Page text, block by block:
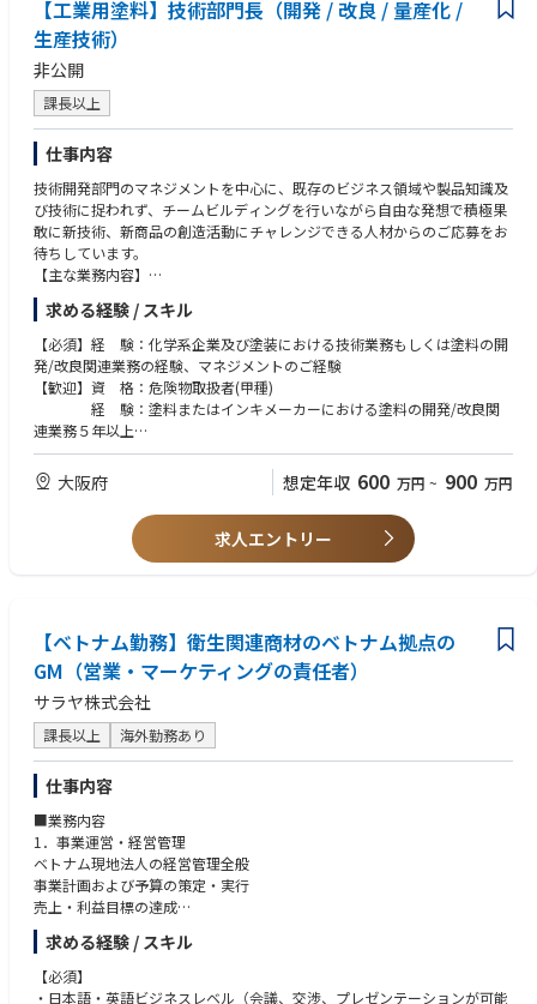
・新規プロジェクトの製品仕様、数量、日程、価格及び投資等の商談及
び契約管理
・供給、品質、BCP（事業継続計画）等の窓口対応 他
・国内/海外の各拠点の支援
・新規プロジェクトのリーディング
③トヨタ向け営業業務（管理企画）［三宮、豊田］
車載向けリチウムイオン電池の自動車OEM向け営業部門の企画・管理を中
心としたミドル～バックオフィス機能を担当いただきます。バックオフィ
ス機能であっても、顧客窓口部門として、顧客対応～社内調整まで対応い
ただきます。
＜具体的には＞
・トヨタ社向けの顧客営業のバックオフィス、もしくは営業管理・営業
企画
・電池事業を取り巻く法規関連の対応に向けた全社取纏めと顧客との調
整
・量産品、試作品の仕様、数量、日程、収支の管理と価格折衝
・量産移行済プロジェクトにおける価格管理・調整
・国内/海外の各拠点の支援
・自動車電動化の地域市場・技術・顧客動向の調査
④顧客販売管理［三宮、豊田、東京］
車載向けリチウムイオン電池の自動車OEM向け営業部門の企画・管理を中
心としたミドル～バックオフィス機能を担当いただきます。
＜具体的には＞
・販売・経費計画の立案および月次での予実管理
・計画、実績の差異分析を行い、課題・リスクの洗い出し、経営への課題
③トヨタ向け営業業務（管理企画）
＜MUST＞
・完成車メーカーへの法人営業経験・プロジェクトマネジメント経験をお
持ちの方
＜WANT＞
・トヨタ社、もしくはトヨタ社系法人向け顧客営業経験
・他自動車OEM向け営業経験
・セールスエンジニア(技術営業)の経験
・海外駐在、留学の経験
・財務諸表に関する知見
・プロジェクトマネジメント（製品企画〜立ち上げ）経験
・ビジネス英語
④顧客販売管理
＜MUST＞
・販売管理（販売価格・販売数量を管理、売上計画の立案、進捗管理）の
ご経験
・製造業の法人営業経験・プロジェクトマネジメント経験
・自動車OEMへの法人経験
＜求める人物像＞
・多くの利害関係者を巻き込んで仕事を進められるコミュニケーション力
【工業用塗料】技術部門長（開発 / 改良 / 量産化 /
生産技術）
非公開
課長以上
仕事内容
技術開発部門のマネジメントを中心に、既存のビジネス領域や製品知識及
び技術に捉われず、チームビルディングを行いながら自由な発想で積極果
敢に新技術、新商品の創造活動にチャレンジできる人材からのご応募をお
待ちしています。
【主な業務内容】
① カーボンニュートラル社会実現に貢献する塗料開発業務（開発から量
産化まで）
② 新規市場及び既存市場における商品開発のための企画立案、要求品質
の確認と商品設計など
③ 開発商品の国内外市場導入（海外拠点への技術移管対応含む）
④ 開発技術の環境貢献度合いの可視化活動（LCA策定）
⑤ テクニカルサービス（顧客要望の対応、塗料施工現場対応など）
【当ポジションへの期待】
入社後は各領域の様々な商品開発に必要なビジネス環境や塗料設計、塗装
や評価手法を経験とともに構築していただきます。
その後各プロジェクトの担当者として計画立案、塗料設計、チームのマネ
ージメントなどを担当いただき、海外拠点との連携と技術交流、グローバ
す。
求める経験 / スキル
【必須】経 験：化学系企業及び塗装における技術業務もしくは塗料の開
発/改良関連業務の経験、マネジメントのご経験
【歓迎】資 格：危険物取扱者(甲種)
経 験：塗料またはインキメーカーにおける塗料の開発/改良関
連業務５年以上
知 識：カーボンナノチューブ、樹脂合成技術、塗装、印刷、無
機化学、生産管理、工程管理
大阪府 想定年収 600 万円 ~ 900 万円
求人エントリー
【ベトナム勤務】衛生関連商材のベトナム拠点の
GM（営業・マーケティングの責任者）
サラヤ株式会社
課長以上 海外勤務あり
仕事内容
■業務内容
1．事業運営・経営管理
ベトナム現地法人の経営管理全般
事業計画および予算の策定・実行
売上・利益目標の達成
KPI管理および経営レポーティング
2．営業・マーケティング
法人営業戦略の立案および実行
求める経験 / スキル
【必須】
・日本語・英語ビジネスレベル（会議、交渉、プレゼンテーションが可能